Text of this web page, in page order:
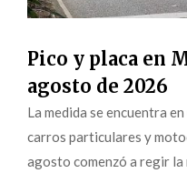
Pico y placa en
agosto de 2026
La medida se encuentra
carros particulares y
agosto comenzó a regir